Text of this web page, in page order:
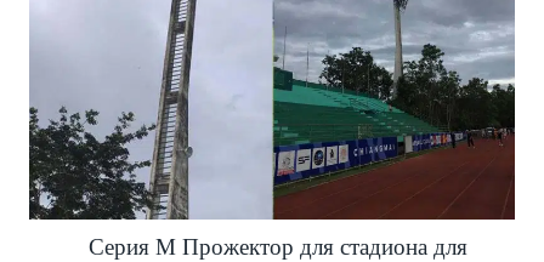
Серия M Прожектор для стадиона для